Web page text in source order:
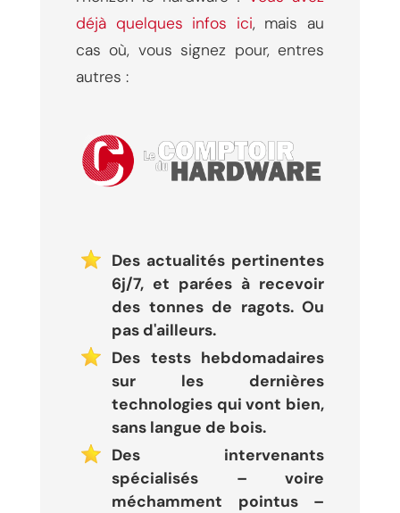
déjà quelques infos ici, mais au
cas où, vous signez pour, entres
autres :
Des actualités pertinentes
6j/7, et parées à recevoir
des tonnes de ragots. Ou
pas d'ailleurs.
Des tests hebdomadaires
sur les dernières
technologies qui vont bien,
sans langue de bois.
Des intervenants
spécialisés – voire
méchamment pointus –